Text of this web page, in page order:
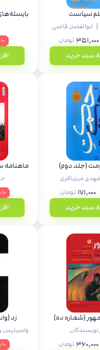
سیاست
ابوالفضل قاضی
۳۵۱,۰۰۰ تومان
سبد خرید
۱۰ %
(جلد دوم)
میرباقری
۱۷۱,۰۰۰ تومان
سبد خرید
۱۰ %
(شماره ده)
۳۶۰,۰۰۰ تومان
زد
واسیلیس
۱۰ %